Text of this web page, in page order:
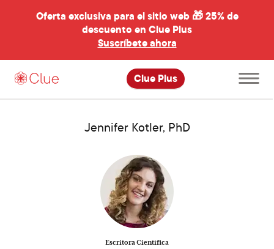
Oferta exclusiva para el sitio web 🎁25% de
descuento en Clue Plus
Suscríbete ahora
Clue Plus
Abre
el
menú
Jennifer Kotler, PhD
Escritora Científica